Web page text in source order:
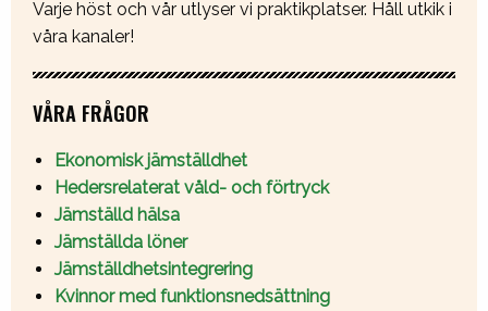
Varje höst och vår utlyser vi praktikplatser. Håll utkik i
våra kanaler!
VÅRA FRÅGOR
Ekonomisk jämställdhet
Hedersrelaterat våld- och förtryck
Jämställd hälsa
Jämställda löner
Jämställdhetsintegrering
Kvinnor med funktionsnedsättning